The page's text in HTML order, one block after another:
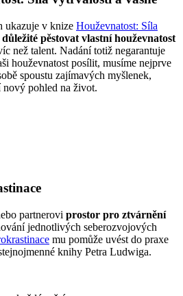
ukazuje v knize Houževnatost: Síla
pěstovat vlastní houževnatost
než talent. Nadání totiž negarantuje
houževnatost posílit, musíme nejprve
spoustu zajímavých myšlenek,
nový pohled na život.
partnerovi prostor pro ztvárnění
jednotlivých seberozvojových
mu pomůže uvést do praxe
knihy Petra Ludwiga.